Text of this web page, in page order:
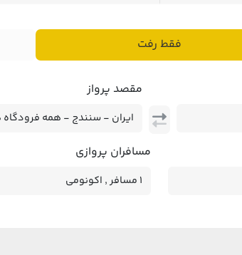
فقط رفت
مقصد پرواز
مسافران پروازی